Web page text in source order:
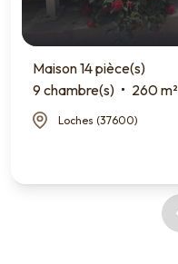
Maison 14 pièce(s)
9 chambre(s)
260 m²
Loches (37600)